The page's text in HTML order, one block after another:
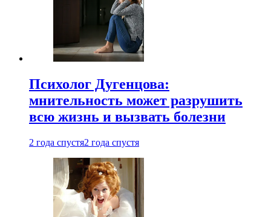
Психолог Дугенцова:
мнительность может разрушить
всю жизнь и вызвать болезни
2 года спустя2 года спустя